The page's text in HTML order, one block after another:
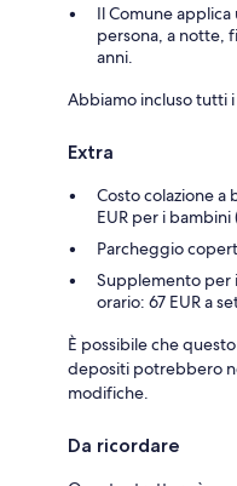
Il Comune applica
persona, a notte,
anni.
Abbiamo incluso tutti
Extra
Costo colazione a
EUR per i
Parcheggio
Supplemento per
orario: 67 EUR a
È possibile che
depositi potrebbero
modifiche.
Da ricordare